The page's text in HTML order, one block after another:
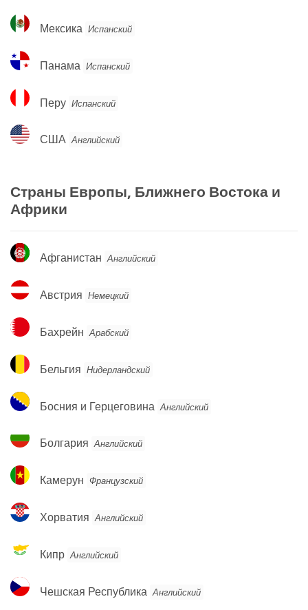
Мексика
Мексика Испанский
Панама
Панама Испанский
Перу
Перу Испанский
США
США Английский
Страны Европы, Ближнего Востока и
Африки
Афганистан
Афганистан Английский
Австрия
Австрия Немецкий
Бахрейн
Бахрейн Арабский
Бельгия
Бельгия Нидерландский
Босния
и
Босния и Герцеговина Английский
Болгария
Болгария Английский
Камерун
Камерун Французский
Хорватия
Хорватия Английский
Кипр
Кипр Английский
Чешская
Республика
Чешская Республика Английский